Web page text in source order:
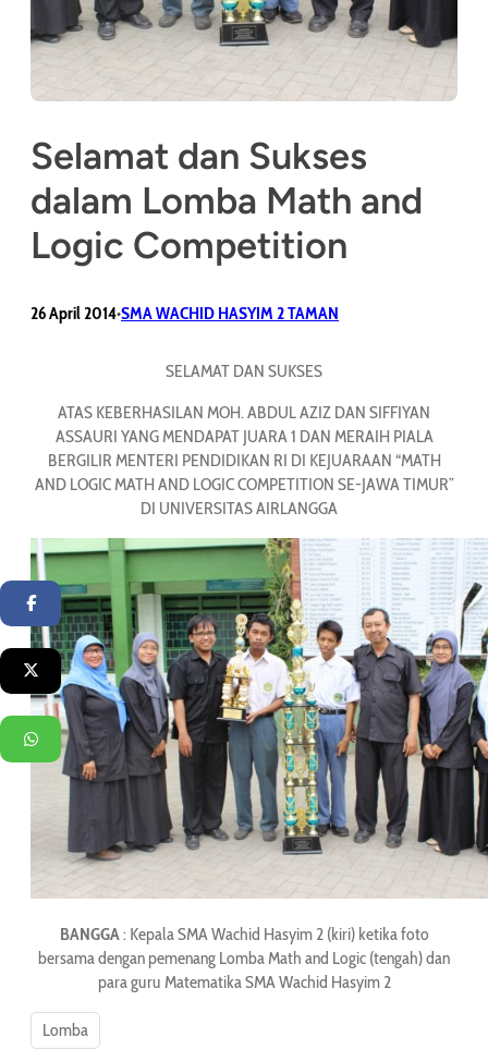
Selamat dan Sukses
dalam Lomba Math and
Logic Competition
26 April 2014•SMA WACHID HASYIM 2 TAMAN
SELAMAT DAN SUKSES
ATAS KEBERHASILAN MOH. ABDUL AZIZ DAN SIFFIYAN
ASSAURI YANG MENDAPAT JUARA 1 DAN MERAIH PIALA
BERGILIR MENTERI PENDIDIKAN RI DI KEJUARAAN “MATH
AND LOGIC MATH AND LOGIC COMPETITION SE-JAWA TIMUR”
DI UNIVERSITAS AIRLANGGA
BANGGA: Kepala SMA Wachid Hasyim 2 (kiri) ketika foto
bersama dengan pemenang Lomba Math and Logic (tengah) dan
para guru Matematika SMA Wachid Hasyim 2
Lomba
Facebook
Twitter
WhatsApp